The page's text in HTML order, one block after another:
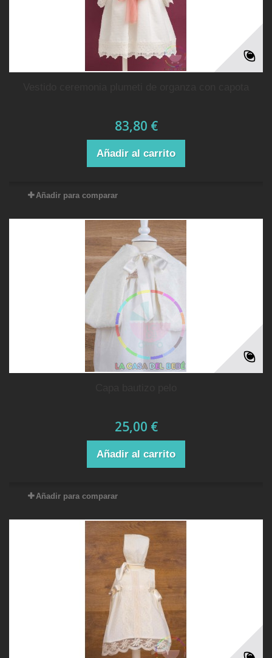
83,80 €
Añadir al carrito
Añadir para comparar
25,00 €
Añadir al carrito
Añadir para comparar